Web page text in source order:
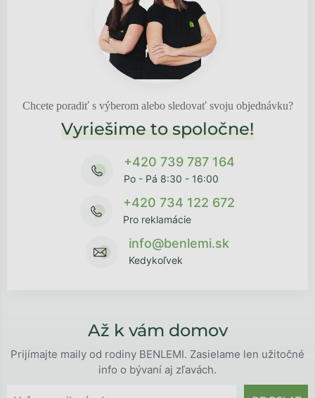
Chcete poradiť s výberom alebo sledovať svoju objednávku?
Vyriešime to spoločne!
+420 739 787 164
Po - Pá 8:30 - 16:00
+420 734 122 672
Pro reklamácie
info@benlemi.sk
Kedykoľvek
Až k vám domov
Prijímajte maily od rodiny BENLEMI. Zasielame len užitočné
info o bývaní aj zľavách.